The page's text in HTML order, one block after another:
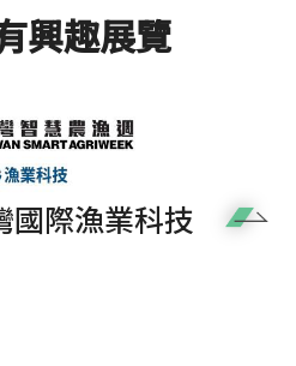
興趣展覽
國際漁業科技
Next